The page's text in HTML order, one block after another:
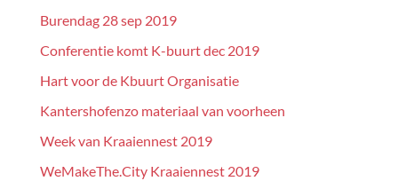
Burendag 28 sep 2019
Conferentie komt K-buurt dec 2019
Hart voor de Kbuurt Organisatie
Kantershofenzo materiaal van voorheen
Week van Kraaiennest 2019
WeMakeThe.City Kraaiennest 2019